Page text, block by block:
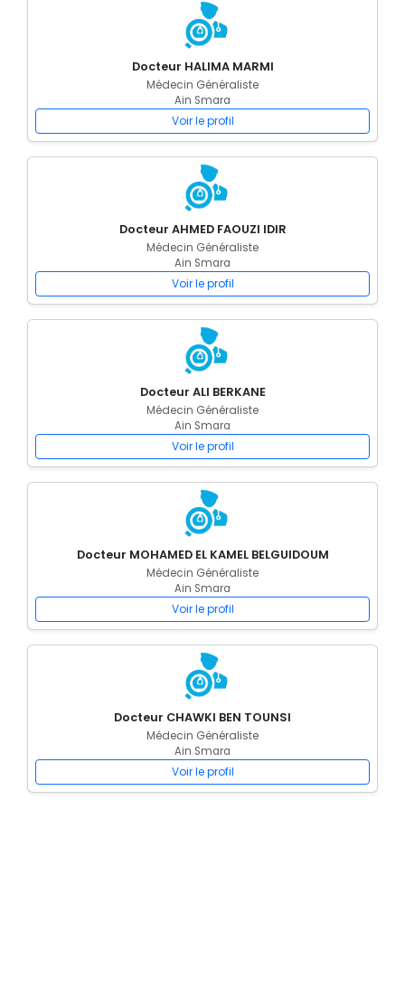
Docteur HALIMA MARMI
Médecin Généraliste
Ain Smara
Voir le profil
Docteur AHMED FAOUZI IDIR
Médecin Généraliste
Ain Smara
Voir le profil
Docteur ALI BERKANE
Médecin Généraliste
Ain Smara
Voir le profil
Docteur MOHAMED EL KAMEL BELGUIDOUM
Médecin Généraliste
Ain Smara
Voir le profil
Docteur CHAWKI BEN TOUNSI
Médecin Généraliste
Ain Smara
Voir le profil